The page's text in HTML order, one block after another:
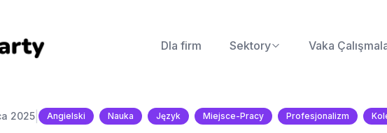
Dla firm Sektory Vaka
2025 Angielski Nauka Język Miejsce-Pracy Profesjonalizm